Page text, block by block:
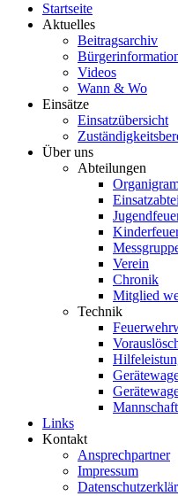
Startseite
Aktuelles
Beitragsarchiv
Videos
Wann & Wo
Einsätze
Einsatzübersicht
Über uns
Abteilungen
Verein
Chronik
Mitglied
Technik
Links
Kontakt
Ansprechpartner
Impressum